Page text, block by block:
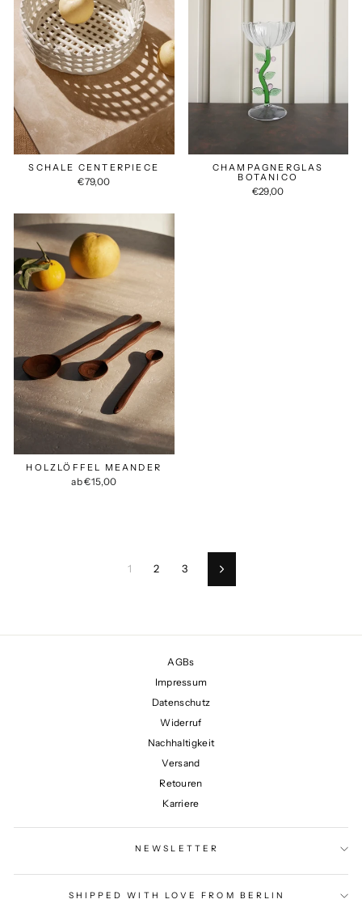
SCHALE CENTERPIECE
€79,00
CHAMPAGNERGLAS
BOTANICO
€29,00
HOLZLÖFFEL MEANDER
ab €15,00
1 2 3 Vorwärts
AGBs
Impressum
Datenschutz
Widerruf
Nachhaltigkeit
Versand
Retouren
Karriere
NEWSLETTER
SHIPPED WITH LOVE FROM BERLIN